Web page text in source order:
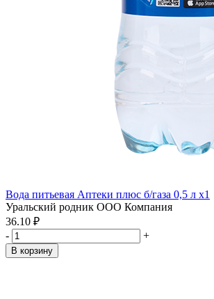
Вода питьевая Аптеки плюс б/газа 0,5 л x1
Уральский родник ООО Компания
36.10 ₽
-
+
В корзину